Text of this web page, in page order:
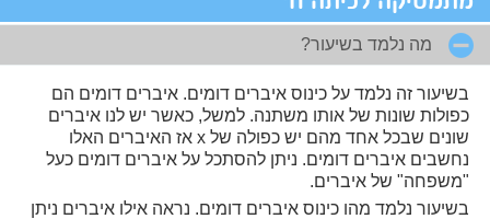
מה נלמד בשיעור?
בשיעור זה נלמד על כינוס איברים דומים. איברים דומים הם
כפולות שונות של אותו משתנה. למשל, כאשר יש לנו איברים
שונים שבכל אחד מהם יש כפולה של x אז האיברים האלו
נחשבים איברים דומים. ניתן להסתכל על איברים דומים כעל
"משפחה" של איברים.
בשיעור נלמד מהו כינוס איברים דומים. נראה אילו איברים ניתן